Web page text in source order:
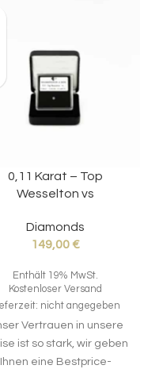
0,11 Karat – Top
Wesselton vs
Diamonds
149,00€
Enthält 19% MwSt.
Kostenloser Versand
nicht angegeben
Vertrauen in unsere
ist so stark, wir geben
Ihnen eine Bestprice-